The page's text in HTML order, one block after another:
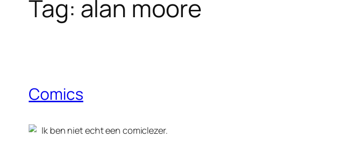
Tag: alan moore
Comics
Ik ben niet echt een comiclezer.